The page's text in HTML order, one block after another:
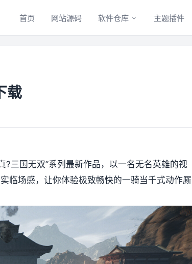
首页 网站源码 软件仓库 主题插件
载
?三国无双”系列最新作品，以一名无名英雄的视
临场感，让你体验极致畅快的一骑当千式动作厮